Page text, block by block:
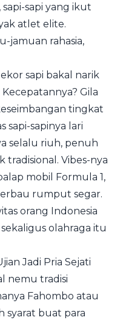
sapi yang ikut
atlet elite.
jamuan rahasia,
sapi bakal narik
Gila
tingkat
sapi-sapinya lari
selalu riuh, penuh
Vibes-nya
mobil Formula 1,
rumput segar.
orang Indonesia
olahraga itu
Jadi Pria Sejati
nemu tradisi
Fahombo atau
syarat buat para